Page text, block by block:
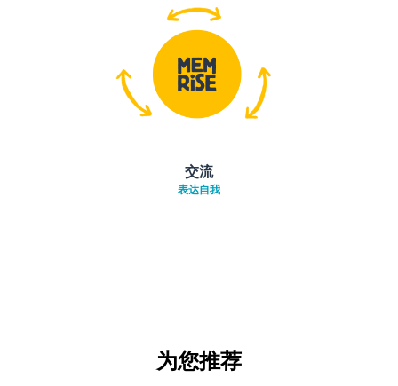
交流
表达自我
为您推荐